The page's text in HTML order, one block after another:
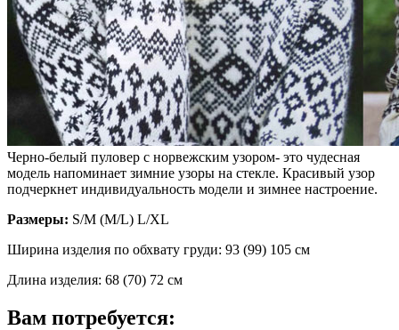
Черно-белый пуловер с норвежским узором- это чудесная
модель напоминает зимние узоры на стекле. Красивый узор
подчеркнет индивидуальность модели и зимнее настроение.
Размеры: S/M (M/L) L/XL
Ширина изделия по обхвату груди: 93 (99) 105 см
Длина изделия: 68 (70) 72 см
Вам потребуется: